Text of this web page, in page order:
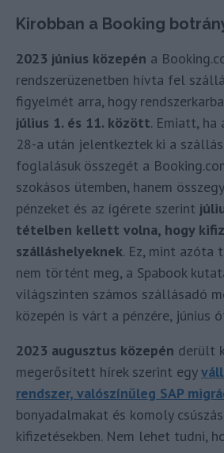
Kirobban a Booking
2023 június közepén a
rendszerüzenetben hívta fel
figyelmét arra, hogy
július 1. és 11. között. Emiatt, ha
28-a után jelentkeztek ki a
foglalásuk összegét a
szokásos ütemben, hanem
pénzeket és az ígérete szerint
tételben kellett volna, hogy
szálláshelyeknek. Ez, mint azóta
nem történt meg, a Spabook
világszinten számos szállásadó
közepén is várt a pénzére, június
2023 augusztus közepén derült
megerősített hírek szerint egy
rendszer, valószínűleg SAP
bonyadalmakat és komoly
kifizetésekben. Nem lehet tudni,